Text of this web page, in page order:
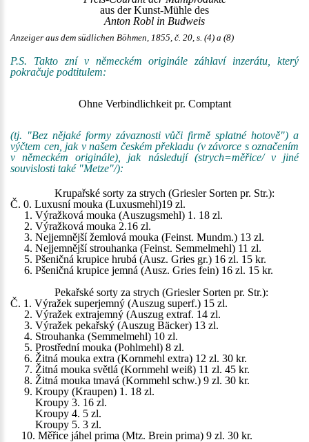
aus der Kunst-Mühle des
Anton Robl in Budweis
Anzeiger aus dem südlichen Böhmen, 1855, č. 20, s. (4) a (8)
P.S. Takto zní v německém originále záhlaví inzerátu, který
pokračuje podtitulem:
Ohne Verbindlichkeit pr. Comptant
(tj. "Bez nějaké formy závaznosti vůči firmě splatné hotově") a
výčtem cen, jak v našem českém překladu (v závorce s označením
v německém originále), jak následují (strych=měřice/ v jiné
souvislosti také "Metze"/):
Krupařské sorty za strych (Griesler Sorten pr. Str.):
Č. 0. Luxusní mouka (Luxusmehl)19 zl.
1. Výražková mouka (Auszugsmehl) 1. 18 zl.
2. Výražková mouka 2.16 zl.
3. Nejjemnější žemlová mouka (Feinst. Mundm.) 13 zl.
4. Nejjemnější strouhanka (Feinst. Semmelmehl) 11 zl.
5. Pšeničná krupice hrubá (Ausz. Gries gr.) 16 zl. 15 kr.
6. Pšeničná krupice jemná (Ausz. Gries fein) 16 zl. 15 kr.
Pekařské sorty za strych (Griesler Sorten pr. Str.):
Č. 1. Výražek superjemný (Auszug superf.) 15 zl.
2. Výražek extrajemný (Auszug extraf. 14 zl.
3. Výražek pekařský (Auszug Bäcker) 13 zl.
4. Strouhanka (Semmelmehl) 10 zl.
5. Prostřední mouka (Pohlmehl) 8 zl.
6. Žitná mouka extra (Kornmehl extra) 12 zl. 30 kr.
7. Žitná mouka světlá (Kornmehl weiß) 11 zl. 45 kr.
8. Žitná mouka tmavá (Kornmehl schw.) 9 zl. 30 kr.
9. Kroupy (Kraupen) 1. 18 zl.
Kroupy 3. 16 zl.
Kroupy 4. 5 zl.
Kroupy 5. 3 zl.
10. Měřice jáhel prima (Mtz. Brein prima) 9 zl. 30 kr.